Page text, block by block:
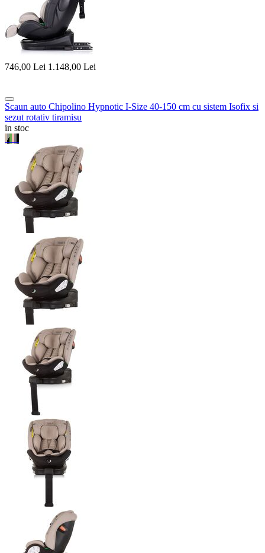
746,00 Lei 1.148,00 Lei
Scaun auto Chipolino Hypnotic I-Size 40-150 cm cu sistem Isofix si
sezut rotativ tiramisu
in stoc